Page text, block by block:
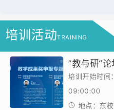
培训活动TRAINING
培训开始时
09:00:00
地点：东